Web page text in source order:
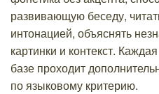
развивающую беседу,
интонацией, объяснять
картинки и контекст.
базе проходит
по языковому критерию.